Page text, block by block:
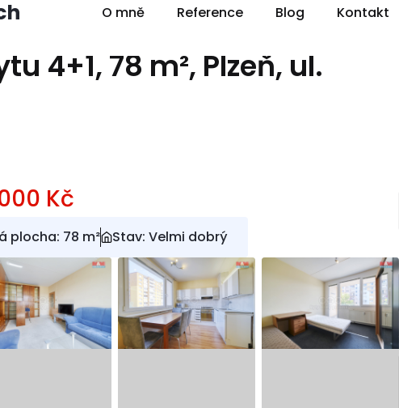
4+1, 78 m², Plzeň, ul.
Kč
plocha: 78 m² Stav: Velmi dobrý